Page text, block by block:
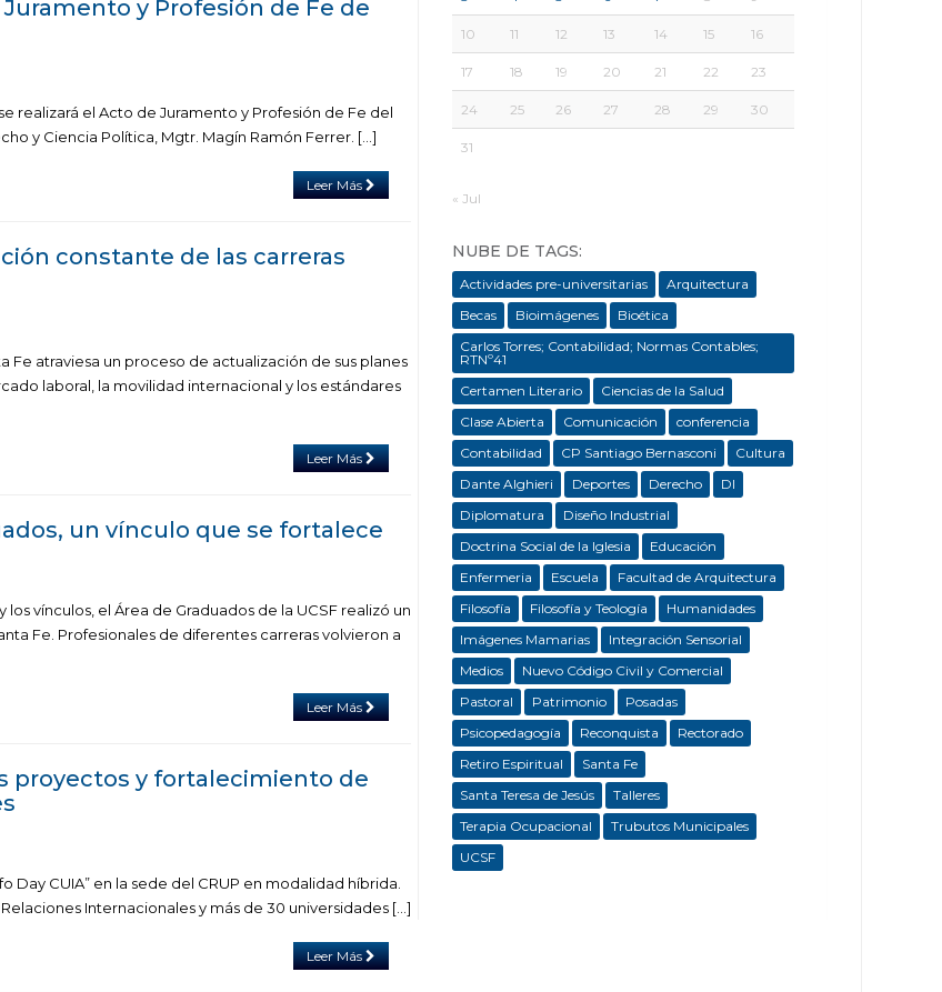
y Profesión de Fe de
realizará el Acto de Juramento y Profesión de Fe del
y Ciencia Política, Mgtr. Magín Ramón Ferrer. […]
Leer Más
constante de las carreras
Fe atraviesa un proceso de actualización de sus planes
laboral, la movilidad internacional y los estándares
Leer Más
un vínculo que se fortalece
vínculos, el Área de Graduados de la UCSF realizó un
Fe. Profesionales de diferentes carreras volvieron a
Leer Más
proyectos y fortalecimiento de
Day CUIA” en la sede del CRUP en modalidad híbrida.
Internacionales y más de 30 universidades […]
Leer Más
10 11 12 13 14 15 16
17 18 19 20 21 22 23
24 25 26 27 28 29 30
31
« Jul
NUBE DE TAGS:
Actividades pre-universitarias
Arquitectura
Becas
Bioimágenes
Bioética
Carlos Torres; Contabilidad; Normas Contables;
RTNº41
Certamen Literario
Ciencias de la Salud
Clase Abierta
Comunicación
conferencia
Contabilidad
CP Santiago Bernasconi
Cultura
Dante Alghieri
Deportes Derecho
DI
Diplomatura
Diseño Industrial
Doctrina Social de la Iglesia
Educación
Enfermeria
Escuela
Facultad de Arquitectura
Filosofía
Filosofía y Teología
Humanidades
Imágenes Mamarias
Integración Sensorial
Medios
Nuevo Código Civil y Comercial
Pastoral
Patrimonio
Posadas
Psicopedagogía
Reconquista
Rectorado
Retiro Espiritual
Santa Fe
Santa Teresa de Jesús
Talleres
Terapia Ocupacional
Trubutos Municipales
UCSF